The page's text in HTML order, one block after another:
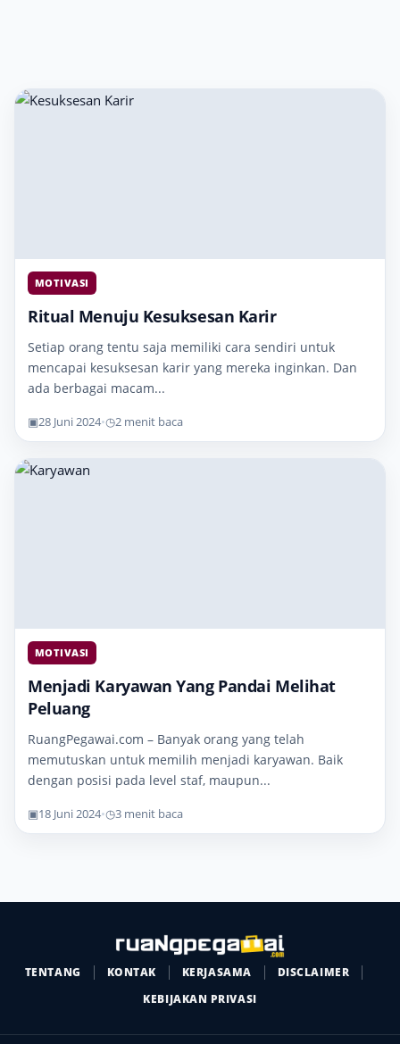
MOTIVASI
Ritual Menuju Kesuksesan Karir
Setiap orang tentu saja memiliki cara sendiri untuk
mencapai kesuksesan karir yang mereka inginkan. Dan
ada berbagai macam...
▣28 Juni 2024•◷2 menit baca
MOTIVASI
Menjadi Karyawan Yang Pandai Melihat
Peluang
RuangPegawai.com – Banyak orang yang telah
memutuskan untuk memilih menjadi karyawan. Baik
dengan posisi pada level staf, maupun...
▣18 Juni 2024•◷3 menit baca
TENTANG KONTAK KERJASAMA
DISCLAIMER
KEBIJAKAN PRIVASI